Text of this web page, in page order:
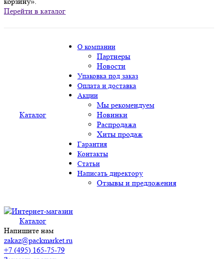
Перейти в каталог
Каталог
О компании
Партнеры
Новости
Упаковка под заказ
Оплата и доставка
Акции
Мы рекомендуем
Новинки
Распродажа
Хиты продаж
Гарантия
Контакты
Статьи
Написать директору
Отзывы и предложения
Каталог
Напишите нам
zakaz@packmarket.ru
+7 (495) 165-75-79